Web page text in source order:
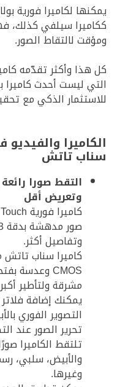
يمكنها لكاميرا فورية
ككاميرا سيلفي كذلك،
ومؤقت لالتقاط الصور.
كل هذا وأكثر تقدّمه
التي ليست أحدث كاميرا
للاستثمار الذكي مع
الكاميرا والفيديو
سناب تاتش
التقط صورا
وتعريض أقل
وتفاصيل أكثر.
كاميرا سناب
مشرقة ولتأطير
يمكنك إضافة
التصوير الفوري
تحرير الصور عند
تلتقط الكاميرا
والأبيض، سلبي،
وغيرها.